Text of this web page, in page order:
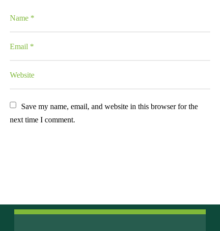
Save my name, email, and website in this browser for the
next time I comment.